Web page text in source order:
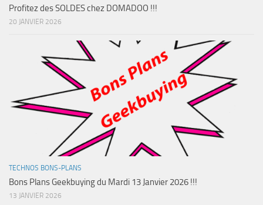
Profitez des SOLDES chez DOMADOO !!!
20 JANVIER 2026
TECHNOS BONS-PLANS
Bons Plans Geekbuying du Mardi 13 Janvier 2026 !!!
13 JANVIER 2026